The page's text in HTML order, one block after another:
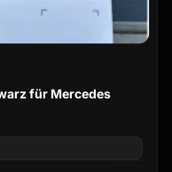
für Mercedes